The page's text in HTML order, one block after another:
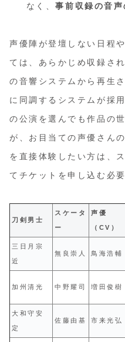
なく、事前収録の音声
声優陣が登壇しない日程
ては、あらかじめ収録さ
の音響システムから再生
に同調するシステムが採
の公演を選んでも作品の
が、お目当ての声優さん
を直接体験したい方は、
てチケットを申し込む必
刀剣男士
スケータ
ー
声優
（CV）
三日月宗
近
無良崇人 鳥海浩輔
加州清光 中野耀司 増田俊樹
大和守安
定
佐藤由基 市来光弘